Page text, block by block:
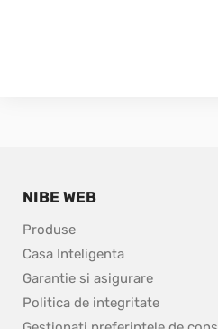
NIBE WEB
Produse
Casa Inteligenta
Garantie si asigurare
Politica de integritate